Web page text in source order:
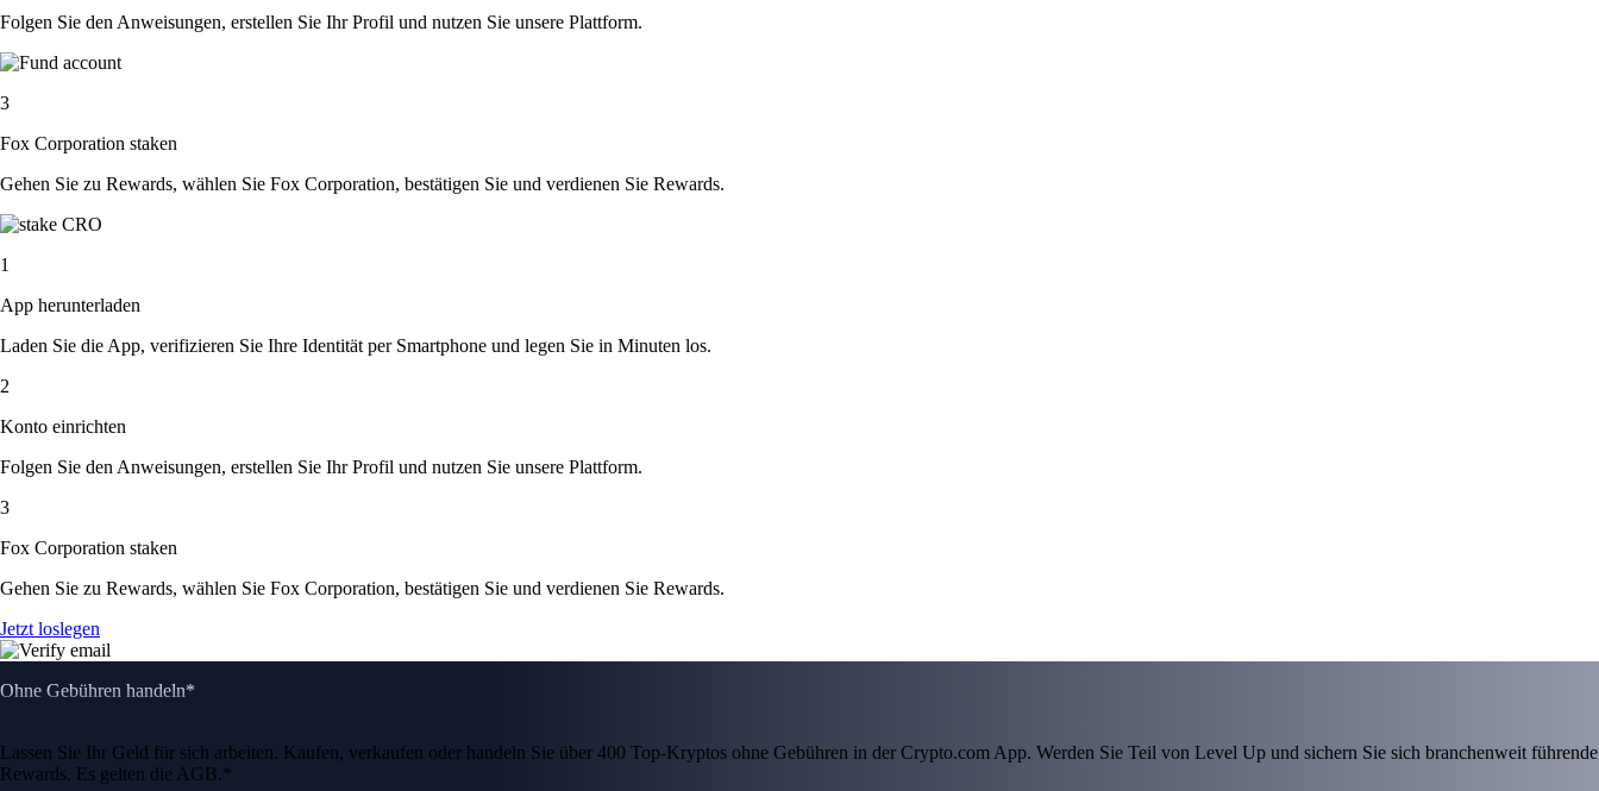
Folgen Sie den Anweisungen, erstellen Sie Ihr Profil und nutzen Sie unsere Plattform.
3
Fox Corporation staken
Gehen Sie zu Rewards, wählen Sie Fox Corporation, bestätigen Sie und verdienen Sie Rewards.
1
App herunterladen
Laden Sie die App, verifizieren Sie Ihre Identität per Smartphone und legen Sie in Minuten los.
2
Konto einrichten
Folgen Sie den Anweisungen, erstellen Sie Ihr Profil und nutzen Sie unsere Plattform.
3
Fox Corporation staken
Gehen Sie zu Rewards, wählen Sie Fox Corporation, bestätigen Sie und verdienen Sie Rewards.
Jetzt loslegen
Ohne Gebühren handeln*
Lassen Sie Ihr Geld für sich arbeiten. Kaufen, verkaufen oder handeln Sie über 400 Top-Kryptos ohne Gebühren in der Crypto.com App. Werden Sie Teil von Level Up und sichern Sie sich branchenweit führende
Rewards. Es gelten die AGB.*